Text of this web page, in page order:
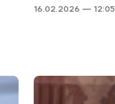
16.02.2026 — 12:05